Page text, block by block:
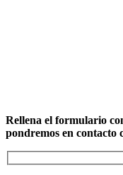
Rellena el formulario
pondremos en contacto